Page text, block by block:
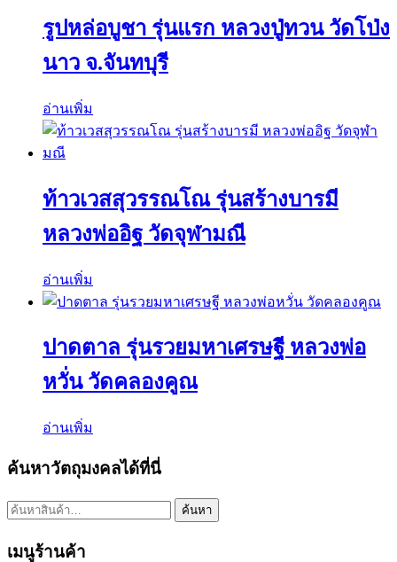
รูปหล่อบูชา รุ่นแรก หลวงปู่ทวน วัดโป่ง
นาว จ.จันทบุรี
อ่านเพิ่ม
ท้าวเวสสุวรรณโณ รุ่นสร้างบารมี
หลวงพ่ออิฐ วัดจุฬามณี
อ่านเพิ่ม
ปาดตาล รุ่นรวยมหาเศรษฐี หลวงพ่อ
หวั่น วัดคลองคูณ
อ่านเพิ่ม
ค้นหาวัตถุมงคลได้ที่นี่
ค้นหา: ค้นหา
เมนูร้านค้า